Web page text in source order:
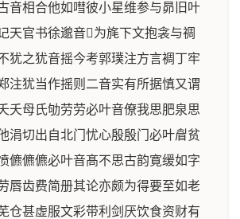
音相合他如嘒彼小星维参与昴旧叶
天官书徐邈音为旄下文抱衾与禂
犹之犹音摇今考郭璞注方言裯丁牢
注犹当作摇则二音实有所据慎又谓
夭母氏劬劳劳必叶音僚我思肥泉思
涓切出自北门忧心殷殷门必叶睂贫
儦儦儦必叶音髙不思古韵寛缓如字
唇齿费简册其论亦颇为得要至如老
仓甚虚服文彩带利剑厌饮食资财有